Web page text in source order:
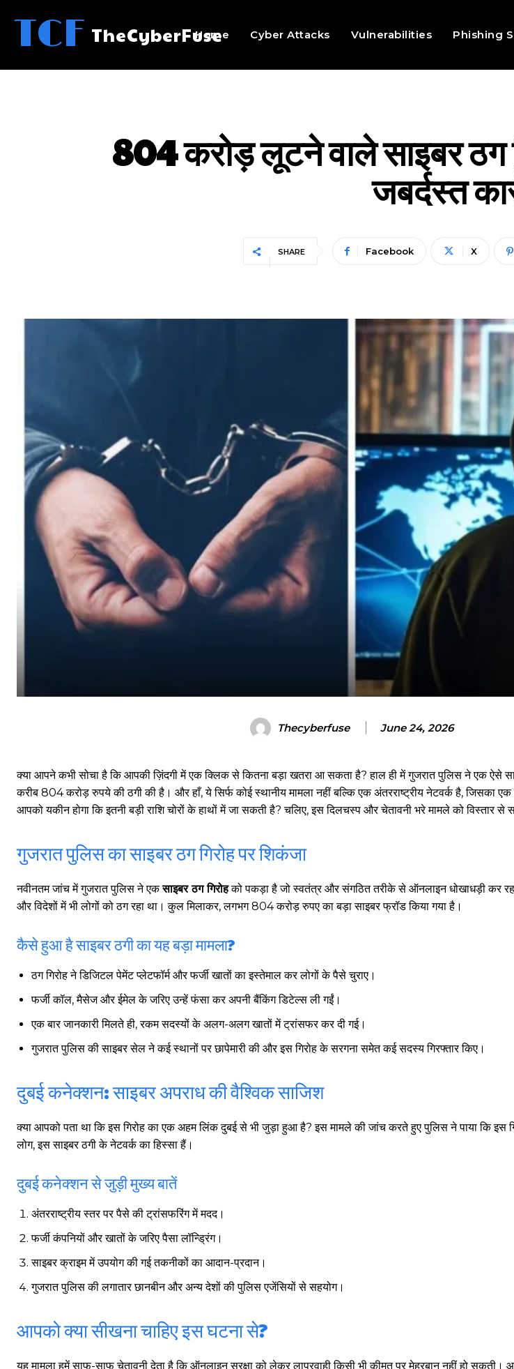
गुरुग्राम।
TCF TheCyberFuse
Home Cyber Attacks Vulnerabilities Phishing
804 करोड़ लूटने वाले साइबर ठग
जबर्दस्त
SHARE Facebook X
Thecyberfuse June 24, 2026
क्या आपने कभी सोचा है कि आपकी ज़िंदगी में एक क्लिक से कितना बड़ा खतरा आ सकता है? हाल ही में गुजरात पुलिस ने एक ऐसे
करीब 804 करोड़ रुपये की ठगी की है। और हाँ, ये सिर्फ कोई स्थानीय मामला नहीं बल्कि एक अंतरराष्ट्रीय नेटवर्क है, जिसका
आपको यकीन होगा कि इतनी बड़ी राशि चोरों के हाथों में जा सकती है? चलिए, इस दिलचस्प और चेतावनी भरे मामले को विस्तार से
गुजरात पुलिस का साइबर ठग गिरोह पर शिकंजा
नवीनतम जांच में गुजरात पुलिस ने एकसाइबर ठग गिरोहको पकड़ा है जो स्वतंत्र और संगठित तरीके से ऑनलाइन धोखाधड़ी कर
और विदेशों में भी लोगों को ठग रहा था। कुल मिलाकर, लगभग 804 करोड़ रुपए का बड़ा साइबर फ्रॉड किया गया है।
कैसे हुआ है साइबर ठगी का यह बड़ा मामला?
ठग गिरोह ने डिजिटल पेमेंट प्लेटफॉर्म और फर्जी खातों का इस्तेमाल कर लोगों के पैसे चुराए।
फर्जी कॉल, मैसेज और ईमेल के जरिए उन्हें फंसा कर अपनी बैंकिंग डिटेल्स ली गईं।
एक बार जानकारी मिलते ही, रकम सदस्यों के अलग-अलग खातों में ट्रांसफर कर दी गई।
गुजरात पुलिस की साइबर सेल ने कई स्थानों पर छापेमारी की और इस गिरोह के सरगना समेत कई सदस्य गिरफ्तार किए।
दुबई कनेक्शन: साइबर अपराध की वैश्विक साजिश
क्या आपको पता था कि इस गिरोह का एक अहम लिंक दुबई से भी जुड़ा हुआ है? इस मामले की जांच करते हुए पुलिस ने पाया कि इस
लोग, इस साइबर ठगी के नेटवर्क का हिस्सा हैं।
दुबई कनेक्शन से जुड़ी मुख्य बातें
अंतरराष्ट्रीय स्तर पर पैसे की ट्रांसफरिंग में मदद।
फर्जी कंपनियों और खातों के जरिए पैसा लॉन्ड्रिंग।
साइबर क्राइम में उपयोग की गई तकनीकों का आदान-प्रदान।
गुजरात पुलिस की लगातार छानबीन और अन्य देशों की पुलिस एजेंसियों से सहयोग।
आपको क्या सीखना चाहिए इस घटना से?
यह मामला हमें साफ-साफ चेतावनी देता है कि ऑनलाइन सुरक्षा को लेकर लापरवाही किसी भी कीमत पर मेहरबान नहीं हो